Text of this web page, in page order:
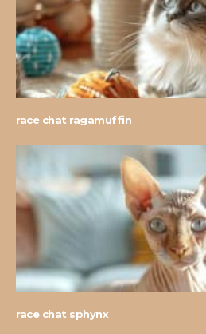
race chat ragamuffin
race chat sphynx